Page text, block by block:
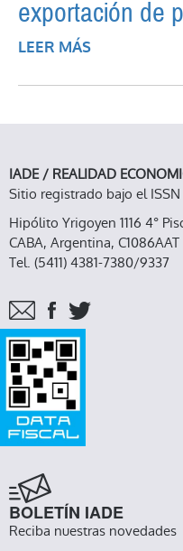
exportación de
LEER MÁS
AGRÍCOLAS
IADE / REALIDAD
Sitio registrado bajo el
Hipólito Yrigoyen 1116 4°
CABA, Argentina, C1086AAT
Tel. (5411) 4381-7380/9337
BOLETÍN IADE
Reciba nuestras novedades